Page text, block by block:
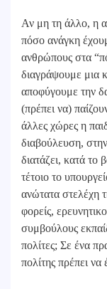
Αν μη τη άλλο, η
πόσο ανάγκη
ανθρώπους στα
διαγράψουμε μια
αποφύγουμε την
(πρέπει να)
άλλες χώρες η
διαβούλευση,
διατάζει, κατά το
τέτοιο το
ανώτατα στελέχη
φορείς,
συμβούλους
πολίτες; Σε ένα
πολίτης πρέπει να